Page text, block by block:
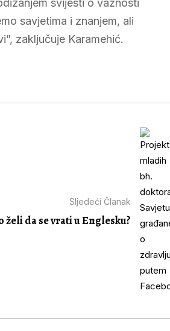
svijesti o važnosti
savjetima i znanjem, ali
zaključuje Karamehić.
Sljedeći Članak
želi da se vrati u Englesku?